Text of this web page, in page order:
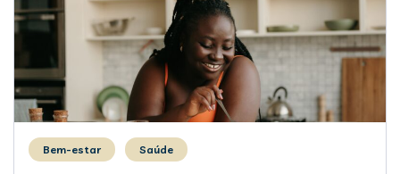
Bem-estar Saúde